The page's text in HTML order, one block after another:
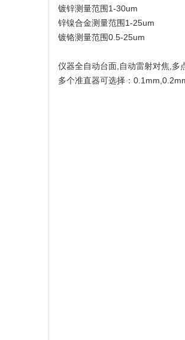
镀锌测量范围1-30um
锌镍合金测量范围1-25um
镀铬测量范围0.5-25um
仪器全自动台面,自动雷射对焦,多
多个准直器可选择：